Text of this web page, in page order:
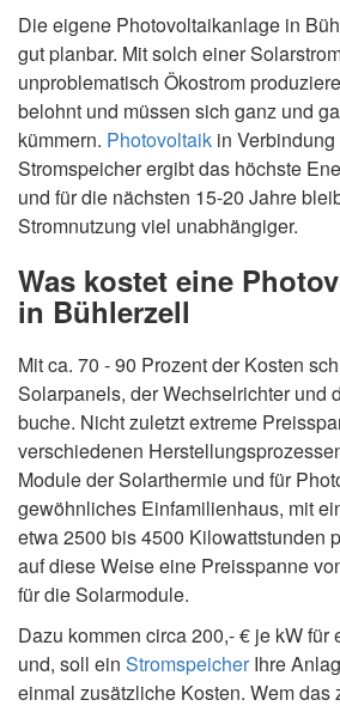
Die eigene Photovoltaikanlage in
gut planbar. Mit solch einer
unproblematisch Ökostrom
belohnt und müssen sich ganz und
kümmern. Photovoltaik in
Stromspeicher ergibt das höchste
und für die nächsten 15-20 Jahre
Stromnutzung viel unabhängiger.
Was kostet eine
in Bühlerzell
Mit ca. 70 - 90 Prozent der Kosten
Solarpanels, der Wechselrichter und
buche. Nicht zuletzt extreme
verschiedenen
Module der Solarthermie und für
gewöhnliches Einfamilienhaus, mit
etwa 2500 bis 4500 Kilowattstunden
auf diese Weise eine Preisspanne
für die Solarmodule.
Dazu kommen circa 200,- € je kW
und, soll ein StromspeicherIhre
einmal zusätzliche Kosten. Wem das